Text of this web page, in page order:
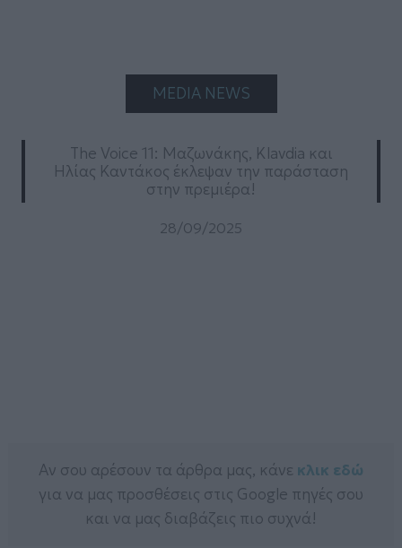
MEDIA NEWS
The Voice 11: Μαζωνάκης, Klavdia και
Ηλίας Καντάκος έκλεψαν την παράσταση
στην πρεμιέρα!
28/09/2025
Αν σου αρέσουν τα άρθρα μας, κάνε κλικ εδώ
για να μας προσθέσεις στις Google πηγές σου
και να μας διαβάζεις πιο συχνά!